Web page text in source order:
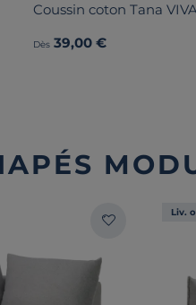
Coussin coton Tana
Dès 39,00 €
Liv.